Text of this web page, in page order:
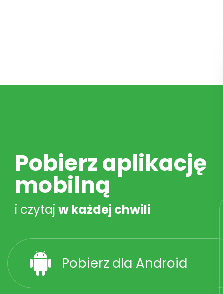
Pobierz aplikację
mobilną
i czytaj w każdej chwili
Pobierz dla Android